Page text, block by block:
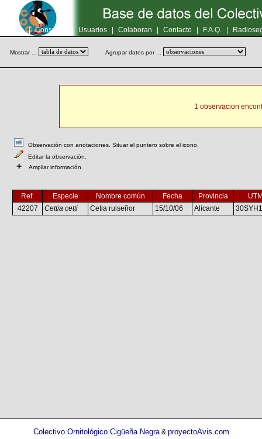
Inicio | Consultas Usuarios Colaboran Contacto F.A.Q.
Mostrar ... Agrupar datos por ...
1 observacion
Observación con anotaciones. Situar el puntero sobre el icono.
Editar la observación.
+ Ampliar información.
Ref. Especie Nombre común Fecha Provincia
42207
Cettia cetti Cetia ruiseñor 15/10/06 Alicante
Colectivo Ornitológico Cigüeña Negra& proyectoAvis.com